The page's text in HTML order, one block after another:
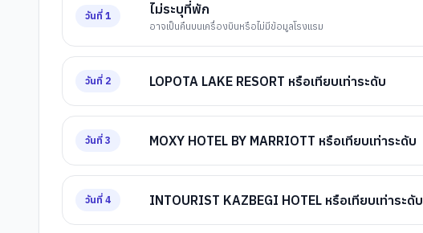
วันที่ 1 ไม่ระบุที่พัก
อาจเป็นคืนบนเครื่องบินหรือไม่มีข้อมูลโรงแรม
วันที่ 2 LOPOTA LAKE RESORT หรือเทียบเท่าระดับ
วันที่ 3 MOXY HOTEL BY MARRIOTT หรือเทียบเท่าระดับ
วันที่ 4 INTOURIST KAZBEGI HOTEL หรือเทียบเท่าระดับ